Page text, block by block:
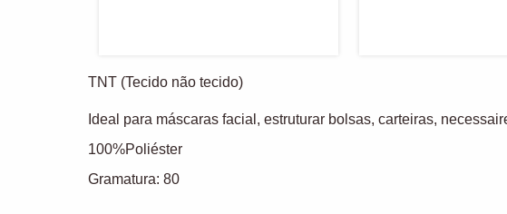
TNT (Tecido não tecido)
Ideal para máscaras facial, estruturar bolsas, carteiras,
100%Poliéster
Gramatura: 80